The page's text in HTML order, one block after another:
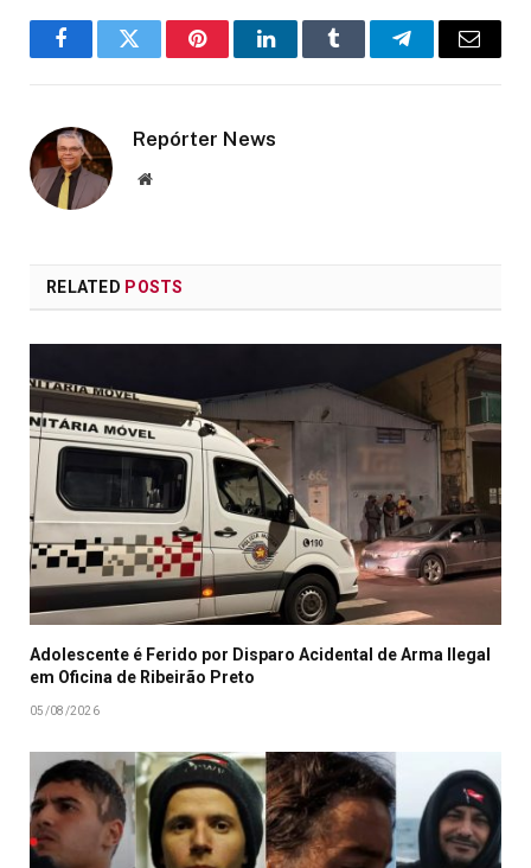
FacebookTwitter PinterestLinkedInTumblr TelegramEmail
Repórter News
Website
RELATED POSTS
Adolescente é Ferido por Disparo Acidental de Arma Ilegal
em Oficina de Ribeirão Preto
05/08/2026